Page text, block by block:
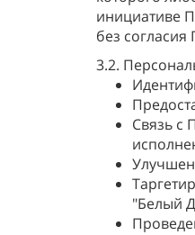
инициативе
без согласия
3.2.
Связь с
"Белый